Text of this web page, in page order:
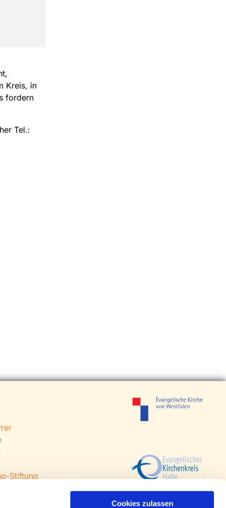
Cookies zulassen
Kreis, in
fordern
Tel.:
Stiftung